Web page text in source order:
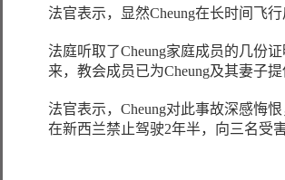
法官表示，显然Cheung在长时间飞
法庭听取了Cheung家庭成员的几份
来，教会成员已为Cheung及其妻子提
法官表示，Cheung对此事故深感悔
在新西兰禁止驾驶2年半，向三名受